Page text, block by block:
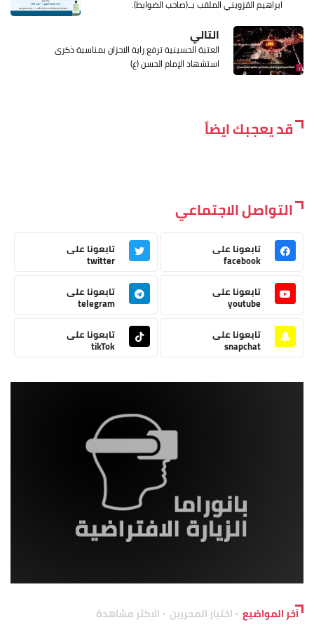
ابراهيم القزويني الملقب بــ(صاحب الضوابط).
التالي
العتبة الحسينية ترفع راية الاحزان بمناسبة ذكرى
استشهاد الإمام الحسن (ع)
قد يعجبك ايضاً
التواصل الاجتماعي
تابعونا على
facebook
تابعونا على
twitter
تابعونا على
youtube
تابعونا على
telegram
تابعونا على
snapchat
تابعونا على
tikTok
آخر المواضيع اختيار المحررين الاكثر مشاهدة